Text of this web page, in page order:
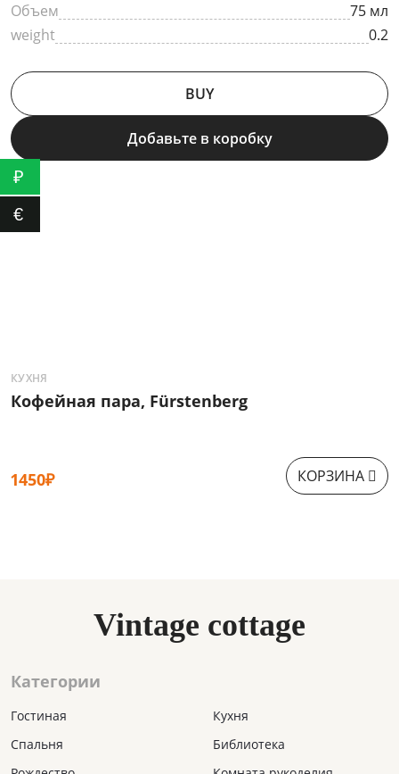
Объем
75 мл
weight
0.2
BUY
Добавьте в коробку
КУХНЯ
Кофейная пара, Fürstenberg
1450₽ КОРЗИНА
Vintage cottage
Категории
Гостиная
Спальня
Кухня
Библиотека
₽
€